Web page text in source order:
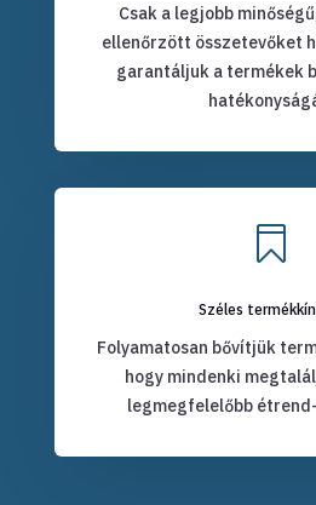
Csak a legjobb
ellenőrzött összetevőket
garantáljuk a termékek

Széles
Folyamatosan bővítjük
hogy mindenki
legmegfelelőbb